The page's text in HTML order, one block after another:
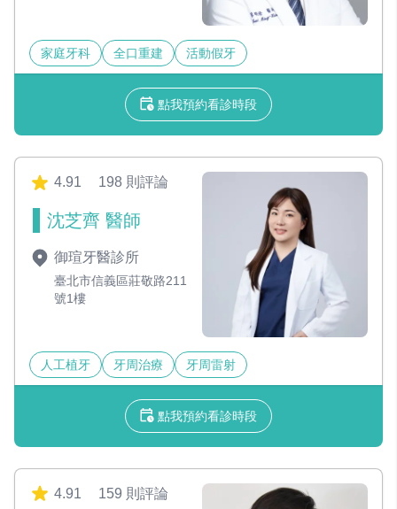
家庭牙科 全口重建 活動假牙
點我預約看診時段
4.91 198 則評論
沈芝齊 醫師
御瑄牙醫診所
臺北市信義區莊敬路211
號1樓
人工植牙 牙周治療 牙周雷射
點我預約看診時段
4.91 159 則評論